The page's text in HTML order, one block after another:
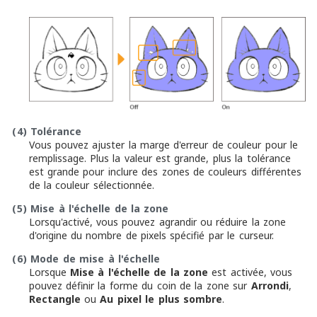
(4) Tolérance
Vous pouvez ajuster la marge d'erreur de couleur pour le
remplissage. Plus la valeur est grande, plus la tolérance
est grande pour inclure des zones de couleurs différentes
de la couleur sélectionnée.
(5) Mise à l'échelle de la zone
Lorsqu'activé, vous pouvez agrandir ou réduire la zone
d'origine du nombre de pixels spécifié par le curseur.
(6) Mode de mise à l'échelle
Lorsque Mise à l'échelle de la zone est activée, vous
pouvez définir la forme du coin de la zone sur Arrondi,
Rectangle ouAu pixel le plus sombre.